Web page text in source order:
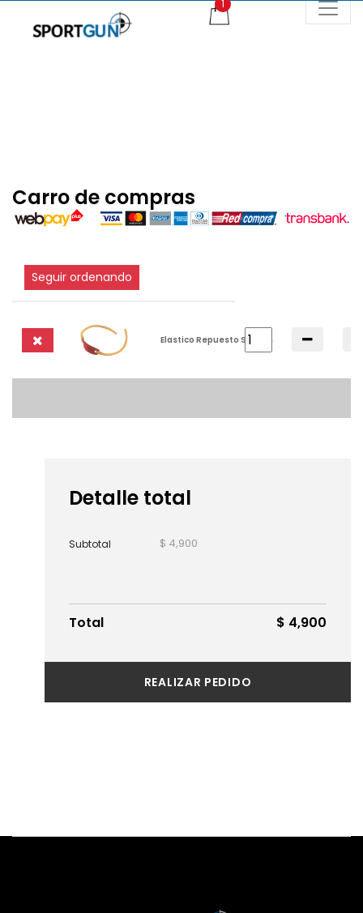
Carro de compras
Seguir ordenando
Elastico Repuesto StilCrin
Detalle total
Subtotal $ 4,900
Total $ 4,900
REALIZAR PEDIDO